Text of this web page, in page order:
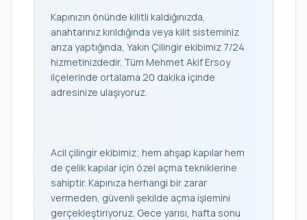
Kapınızın önünde kilitli kaldığınızda,
anahtarınız kırıldığında veya kilit sisteminiz
arıza yaptığında, Yakın Çilingir ekibimiz 7/24
hizmetinizdedir. Tüm Mehmet Akif Ersoy
ilçelerinde ortalama 20 dakika içinde
adresinize ulaşıyoruz.
Acil çilingir ekibimiz; hem ahşap kapılar hem
de çelik kapılar için özel açma tekniklerine
sahiptir. Kapınıza herhangi bir zarar
vermeden, güvenli şekilde açma işlemini
gerçekleştiriyoruz. Gece yarısı, hafta sonu